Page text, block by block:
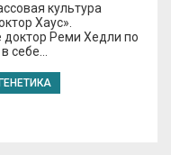
культура
Хаус».
доктор Реми Хедли по
себе…